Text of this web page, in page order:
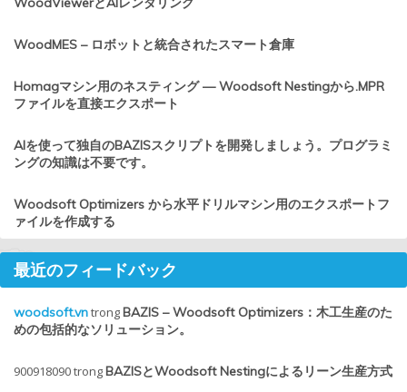
WoodMES – ロボットと統合されたスマート倉庫
Homagマシン用のネスティング — Woodsoft Nestingから.MPR
ファイルを直接エクスポート
AIを使って独自のBAZISスクリプトを開発しましょう。プログラミ
ングの知識は不要です。
Woodsoft Optimizers から水平ドリルマシン用のエクスポートフ
ァイルを作成する
最近のフィードバック
woodsoft.vntrongBAZIS – Woodsoft Optimizers：木工生産のた
めの包括的なソリューション。
900918090trongBAZISとWoodsoft Nestingによるリーン生産方式